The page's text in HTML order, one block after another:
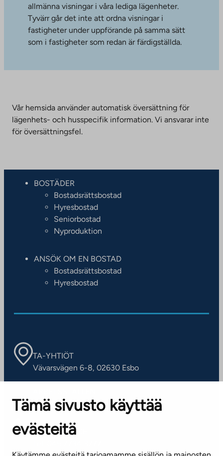
Tämä sivusto käyttää
evästeitä
allmänna visningar i våra lediga lägenheter.
Tyvärr går det inte att ordna visningar i
fastigheter under uppförande på samma sätt
som i fastigheter som redan är färdigställda.
Vår hemsida använder automatisk översättning för
lägenhets- och husspecifik information. Vi ansvarar inte
för översättningsfel.
BOSTÄDER
Bostadsrättsbostad
Hyresbostad
Seniorbostad
Nyproduktion
ANSÖK OM EN BOSTAD
Bostadsrättsbostad
Hyresbostad
TA-YHTIÖT
Vävarsvägen 6-8, 02630 Esbo
Kontaktinformation
KUNDSERVICE